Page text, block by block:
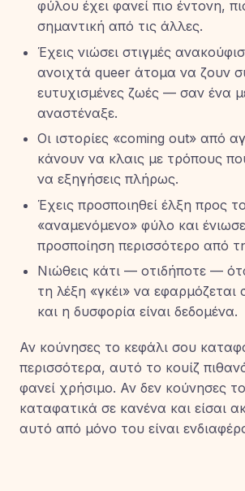
φύλου έχει φανεί πιο έντονη,
σημαντική από τις άλλες.
Έχεις νιώσει στιγμές
ανοιχτά queer άτομα να ζουν
ευτυχισμένες ζωές — σαν ένα
αναστέναξε.
Οι ιστορίες «coming out» από
κάνουν να κλαις με τρόπους
να εξηγήσεις πλήρως.
Έχεις προσποιηθεί έλξη προς το
«αναμενόμενο» φύλο και
προσποίηση περισσότερο από
Νιώθεις κάτι — οτιδήποτε —
τη λέξη «γκέι» να
και η δυσφορία είναι δεδομένα.
Αν κούνησες το κεφάλι σου
περισσότερα, αυτό το κουίζ
φανεί χρήσιμο. Αν δεν κούνησες
καταφατικά σε κανένα και είσαι
αυτό από μόνο του είναι